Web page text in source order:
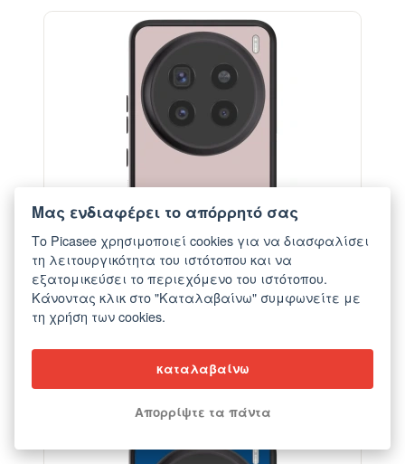
Θήκη για Vivo X200 Pro - Fantasy Fade
από €22,40
Μας ενδιαφέρει το απόρρητό σας
Το Picasee χρησιμοποιεί cookies για να διασφαλίσει
τη λειτουργικότητα του ιστότοπου και να
εξατομικεύσει το περιεχόμενο του ιστότοπου.
Κάνοντας κλικ στο "Καταλαβαίνω" συμφωνείτε με
τη χρήση των cookies.
καταλαβαίνω
Απορρίψτε τα πάντα